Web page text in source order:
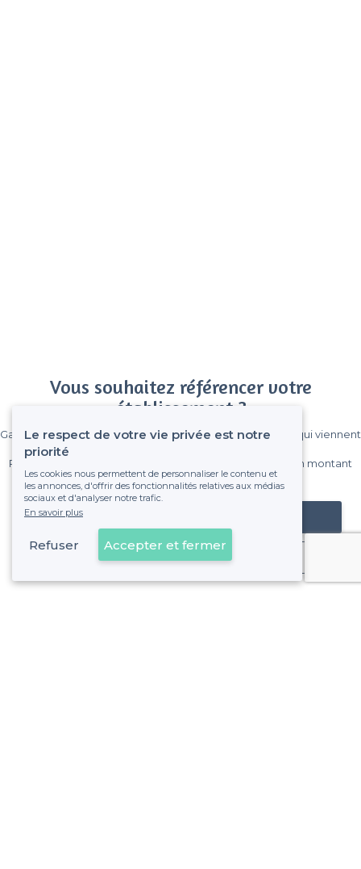
Vous souhaitez référencer votre
établissement ?
Gagnez de nombreux clients parmi le million de visiteurs qui viennent
Pas de commissions et sans engagement, vous payez un montant
fixe sans risque de voir déraper la facture.
Référencer mon établissement
Déjà client
Le respect de votre vie privée est notre
priorité
Les cookies nous permettent de personnaliser le contenu et
les annonces, d'offrir des fonctionnalités relatives aux médias
sociaux et d'analyser notre trafic.
En savoir plus
Refuser Accepter et fermer